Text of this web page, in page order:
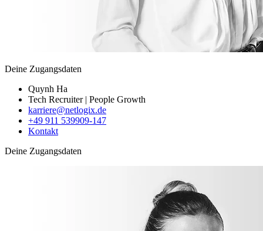
Deine Zugangsdaten
Quynh Ha
Tech Recruiter | People Growth
karriere@netlogix.de
+49 911 539909-147
Kontakt
Deine Zugangsdaten